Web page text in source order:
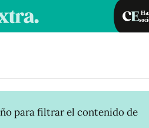
VA ES
para filtrar el contenido de